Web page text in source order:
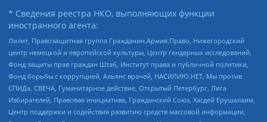
* Сведения реестра НКО, выполняющих функции
иностранного агента:
Лилит, Правозащитная группа Гражданин.Армия.Право, Нижегородский
центр немецкой и европейской культуры, Центр гендерных исследований,
Фонд защиты прав граждан Штаб, Институт права и публичной политики,
Фонд борьбы с коррупцией, Альянс врачей, НАСИЛИЮ.НЕТ, Мы против
СПИДа, СВЕЧА, Гуманитарное действие, Открытый Петербург, Лига
Избирателей, Правовая инициатива, Гражданский Союз, Хасдей Ерушалаим,
Центр поддержки и содействия развитию средств массовой информации,